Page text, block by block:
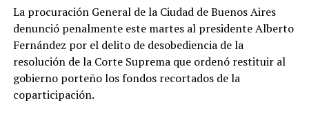
La procuración General de la Ciudad de Buenos Aires
denunció penalmente este martes al presidente Alberto
Fernández por el delito de desobediencia de la
resolución de la Corte Suprema que ordenó restituir al
gobierno porteño los fondos recortados de la
coparticipación.